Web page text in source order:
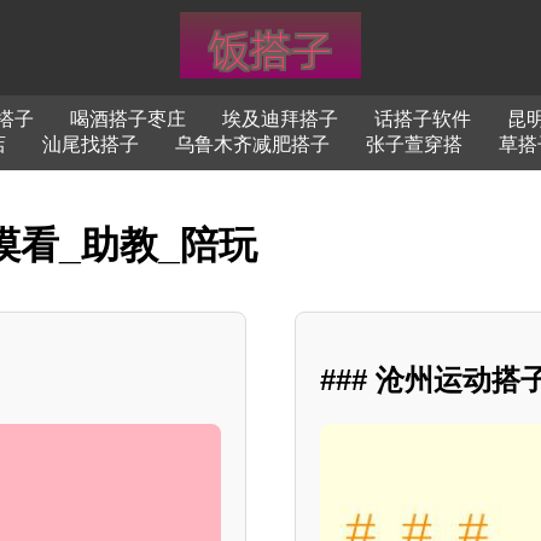
子 喝酒搭子枣庄 埃及迪拜搭子 话搭子软件
昆
汕尾找搭子 乌鲁木齐减肥搭子 张子萱穿搭 草搭
看_助教_陪玩
### 沧州运动搭